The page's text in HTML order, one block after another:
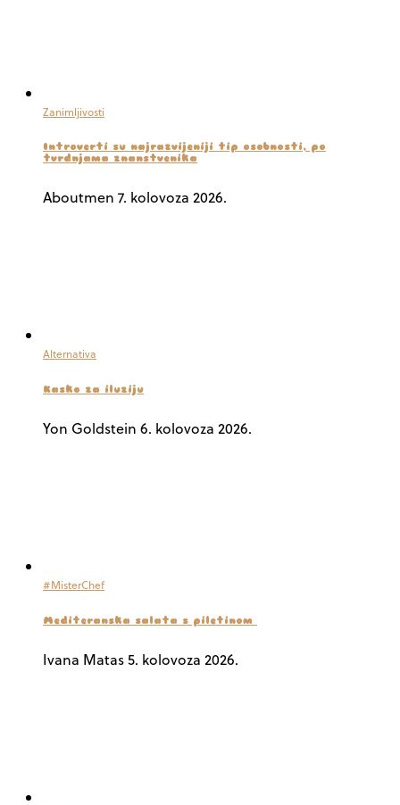
Zanimljivosti
Introverti su najrazvijeniji tip osobnosti, po
tvrdnjama znanstvenika
Aboutmen 7. kolovoza 2026.
Alternativa
Kasko za iluziju
Yon Goldstein 6. kolovoza 2026.
#MisterChef
Mediteranska salata s piletinom
Ivana Matas5. kolovoza 2026.